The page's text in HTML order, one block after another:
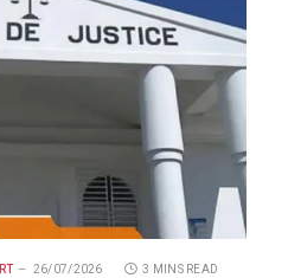
26/07/2026 3 MINS READ